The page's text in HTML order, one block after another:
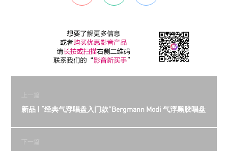
上一篇
新品 | “经典气浮唱盘入门款”Bergmann Modi 气浮黑胶唱盘
下一篇